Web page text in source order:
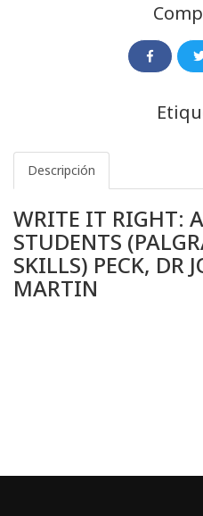
Descripción
WRITE IT RIGHT:
STUDENTS
SKILLS) PECK, DR
MARTIN